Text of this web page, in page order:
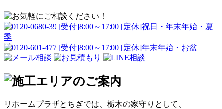
リホームプラザとちぎでは、栃木の家守りとして、